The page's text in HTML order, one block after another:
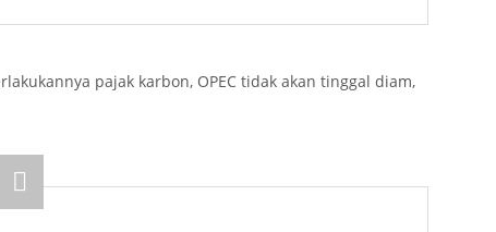
pajak karbon, OPEC tidak akan tinggal diam,